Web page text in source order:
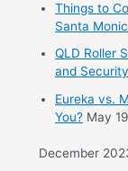
Things to
Santa
QLD Roller
and Security
Eureka vs.
You? May
December